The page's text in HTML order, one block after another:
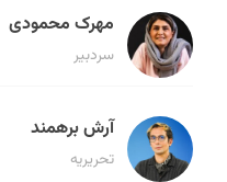
مهرک محمودی
سردبیر
آرش برهمند
تحریریه